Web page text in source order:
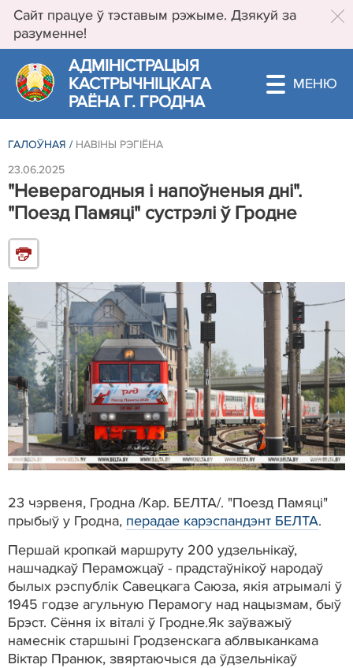
Сайт працуе ў тэставым рэжыме. Дзякуй за
разуменне!
АДМIНIСТРАЦЫЯ
КАСТРЫЧНIЦКАГА
РАЁНА Г. ГРОДНА
ГАЛОЎНАЯ / НАВIНЫ РЭГIЁНА
23.06.2025
"Неверагодныя і напоўненыя дні".
"Поезд Памяці" сустрэлі ў Гродне
23 чэрвеня, Гродна /Кар. БЕЛТА/. "Поезд Памяці"
прыбыў у Гродна, перадае карэспандэнт БЕЛТА.
Першай кропкай маршруту 200 удзельнікаў,
нашчадкаў Пераможцаў - прадстаўнікоў народаў
былых рэспублік Савецкага Саюза, якія атрымалі ў
1945 годзе агульную Перамогу над нацызмам, быў
Брэст. Сёння іх віталі ў Гродне.Як заўважыў
намеснік старшыні Гродзенскага аблвыканкама
Віктар Пранюк, звяртаючыся да ўдзельнікаў